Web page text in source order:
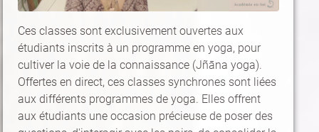
Ces classes sont exclusivement ouvertes aux
étudiants inscrits à un programme en yoga, pour
cultiver la voie de la connaissance (Jñāna yoga).
Offertes en direct, ces classes synchrones sont liées
aux différents programmes de yoga. Elles offrent
aux étudiants une occasion précieuse de poser des